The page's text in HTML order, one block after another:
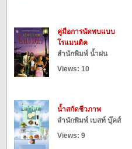
คู่มือการนัดพบแบบ
โรแมนติค
สำนักพิมพ์ น้ำฝน
Views: 10
น้ำสกัดชีวภาพ
สำนักพิมพ์ เบสท์ บุ๊คส์
Views: 9